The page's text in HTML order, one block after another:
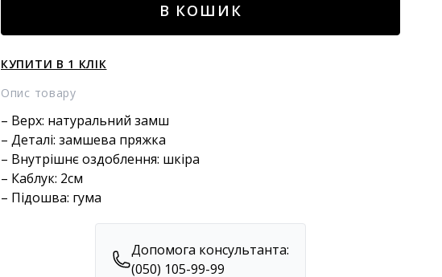
кількість
В КОШИК
КУПИТИ В 1 КЛІК
Опис товару
– Верх: натуральний замш
– Деталі: замшева пряжка
– Внутрішнє оздоблення: шкіра
– Каблук: 2см
– Підошва: гума
Допомога консультанта:
(050) 105-99-99